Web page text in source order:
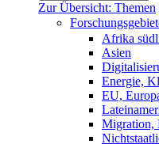
Zur Übersicht: Themen
Afrika
Asien
Energie,
EU,
Migration,